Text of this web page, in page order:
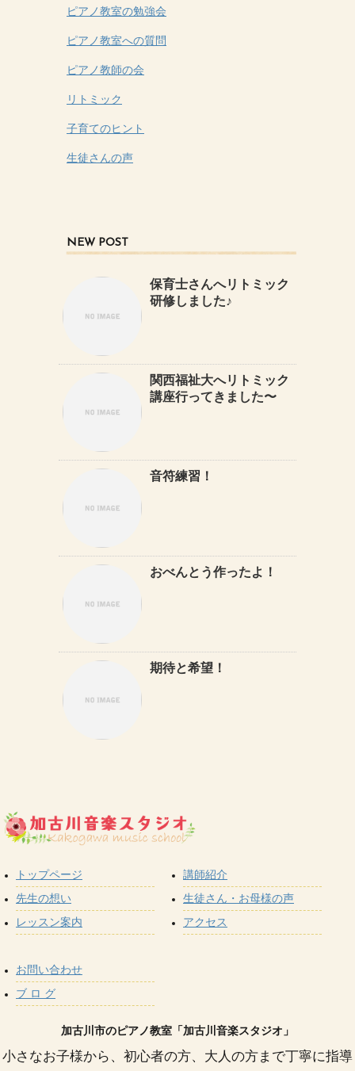
ピアノ教室の勉強会
ピアノ教室への質問
ピアノ教師の会
リトミック
子育てのヒント
生徒さんの声
NEW POST
保育士さんへリトミック
研修しました♪
関西福祉大へリトミック
講座行ってきました〜
音符練習！
おべんとう作ったよ！
期待と希望！
トップページ
先生の想い
レッスン案内
講師紹介
生徒さん・お母様の声
アクセス
お問い合わせ
ブ ロ グ
加古川市のピアノ教室「加古川音楽スタジオ」
小さなお子様から、初心者の方、大人の方まで丁寧に指導